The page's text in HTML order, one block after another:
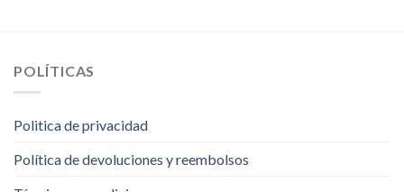
POLÍTICAS
Politica de privacidad
Política de devoluciones y reembolsos